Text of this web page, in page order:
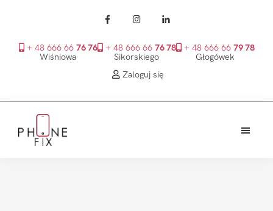
+ 48 666 66 76 76
Wiśniowa
+ 48 666 66 76 78
Sikorskiego
+ 48 666 66 79 78
Głogówek
Zaloguj się
głównego